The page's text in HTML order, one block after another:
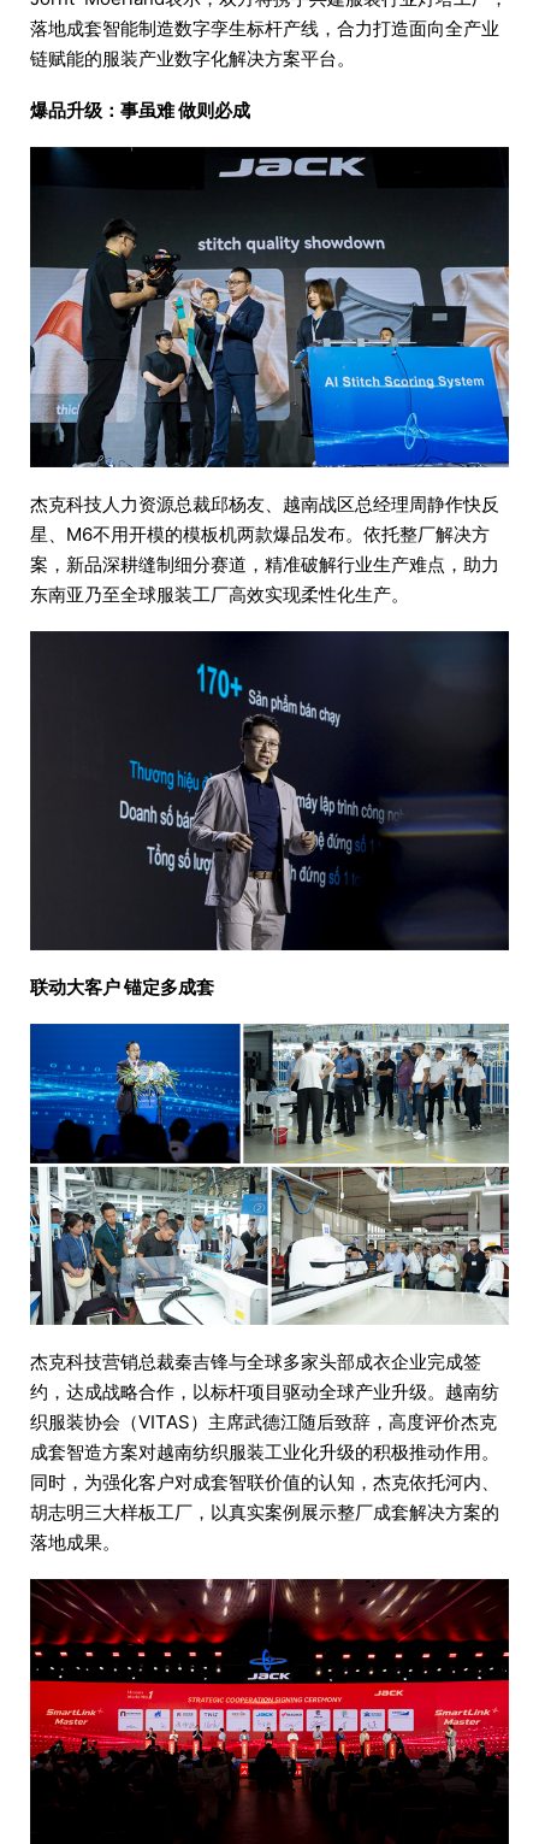
落地成套智能制造数字孪生标杆产线，合力打造面向全产业
链赋能的服装产业数字化解决方案平台。
爆品升级：事虽难 做则必成
杰克科技人力资源总裁邱杨友、越南战区总经理周静作快反
星、M6不用开模的模板机两款爆品发布。依托整厂解决方
案，新品深耕缝制细分赛道，精准破解行业生产难点，助力
东南亚乃至全球服装工厂高效实现柔性化生产。
联动大客户 锚定多成套
杰克科技营销总裁秦吉锋与全球多家头部成衣企业完成签
约，达成战略合作，以标杆项目驱动全球产业升级。越南纺
织服装协会（VITAS）主席武德江随后致辞，高度评价杰克
成套智造方案对越南纺织服装工业化升级的积极推动作用。
同时，为强化客户对成套智联价值的认知，杰克依托河内、
胡志明三大样板工厂，以真实案例展示整厂成套解决方案的
落地成果。